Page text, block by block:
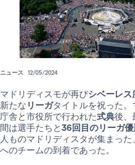
ニュース 12/05/2024
マドリディスモが再びシベーレス
新たな リーガタイトルを祝った
庁舎と市役所で行われた式典後、
間は選手たちと36回目のリーガ
人ものマドリディスタが集まっ
へのチームの到着であった。